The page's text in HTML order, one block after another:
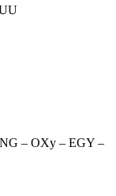
– OXy – EGY –